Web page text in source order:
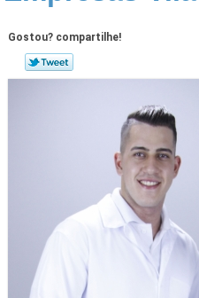
Gostou? compartilhe!